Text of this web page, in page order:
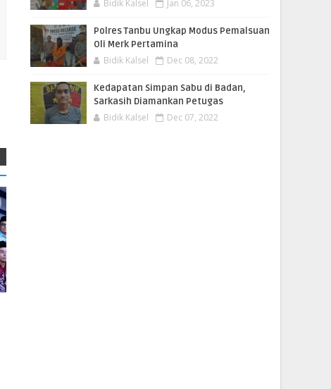
Bidik Kalsel Jan 06, 2023
Polres Tanbu Ungkap Modus Pemalsuan
Oli Merk Pertamina
Bidik Kalsel Dec 08, 2022
Kedapatan Simpan Sabu di Badan,
Sarkasih Diamankan Petugas
Bidik Kalsel Dec 07, 2022